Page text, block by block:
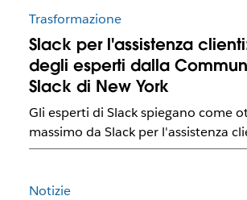
Trasformazione
Slack per l'assistenza
degli esperti dalla
Slack di New York
Gli esperti di Slack spiegano come
massimo da Slack per l'assistenza
Notizie